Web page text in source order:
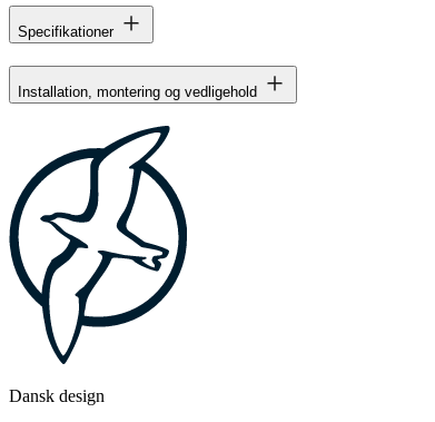
Specifikationer
Installation, montering og vedligehold
Dansk design